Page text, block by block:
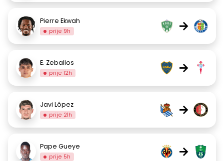
Pierre Ekwah
prije 9h →
E. Zeballos
prije 12h →
Javi López
prije 21h →
Pape Gueye
prije 5h →